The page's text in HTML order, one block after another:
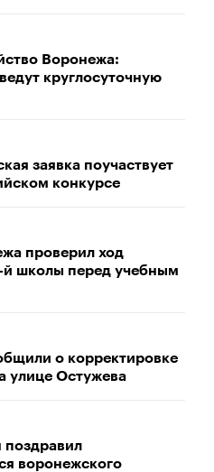
Воронежа:
круглосуточную
заявка поучаствует
конкурсе
проверил ход
й школы перед учебным
о корректировке
улице Остужева
воронежского